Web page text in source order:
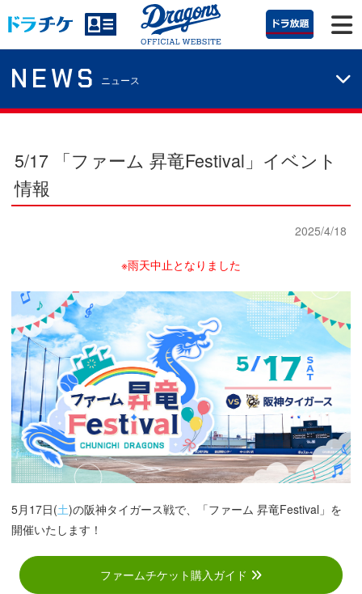
NEWS ニュース
5/17 「ファーム 昇竜Festival」イベント
情報
2025/4/18
※雨天中止となりました
5月17日(土)の阪神タイガース戦で、「ファーム 昇竜Festival」を
開催いたします！
ファームチケット購入ガイド